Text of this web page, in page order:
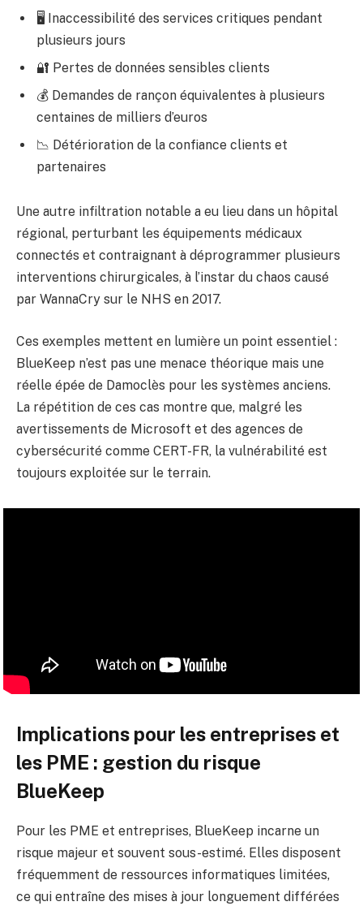
🖥️ Inaccessibilité des services critiques pendant
plusieurs jours
🔐 Pertes de données sensibles clients
💰 Demandes de rançon équivalentes à plusieurs
centaines de milliers d’euros
📉 Détérioration de la confiance clients et
partenaires
Une autre infiltration notable a eu lieu dans un hôpital
régional, perturbant les équipements médicaux
connectés et contraignant à déprogrammer plusieurs
interventions chirurgicales, à l’instar du chaos causé
par WannaCry sur le NHS en 2017.
Ces exemples mettent en lumière un point essentiel :
BlueKeep n’est pas une menace théorique mais une
réelle épée de Damoclès pour les systèmes anciens.
La répétition de ces cas montre que, malgré les
avertissements de Microsoft et des agences de
cybersécurité comme CERT-FR, la vulnérabilité est
toujours exploitée sur le terrain.
Implications pour les entreprises et
les PME : gestion du risque
BlueKeep
Pour les PME et entreprises, BlueKeep incarne un
risque majeur et souvent sous-estimé. Elles disposent
fréquemment de ressources informatiques limitées,
ce qui entraîne des mises à jour longuement différées